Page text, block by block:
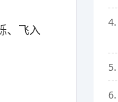
、飞入
4.
5.
6.